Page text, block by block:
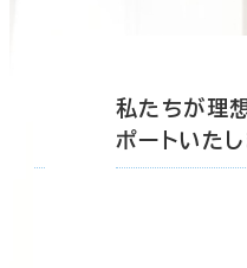
私たちが理
ポートいた